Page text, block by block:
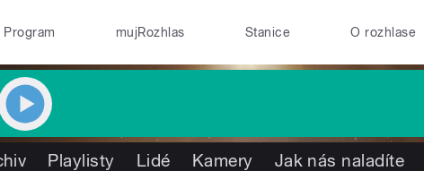
Program mujRozhlas Stanice O rozhlase
Playlisty Lidé Kamery Jak nás naladíte